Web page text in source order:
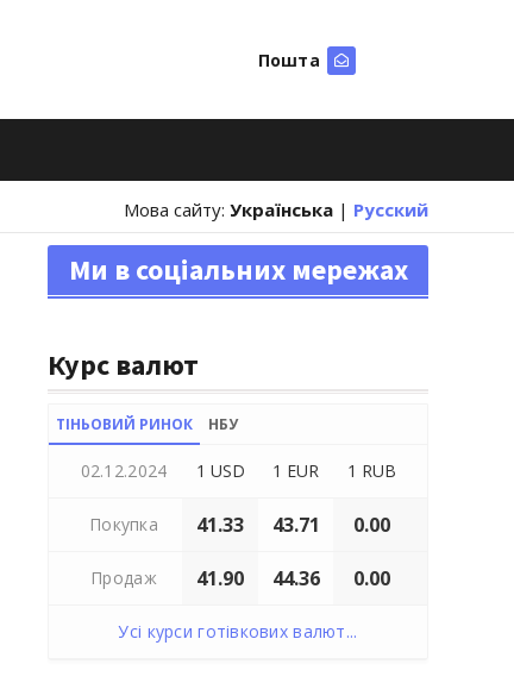
Пошта
Мова сайту: Українська | Русский
Ми в соціальних мережах
Курс валют
ТІНЬОВИЙ РИНОК НБУ
02.12.2024 1 USD 1 EUR 1 RUB
Покупка 41.33 43.71 0.00
Продаж 41.90 44.36 0.00
Усі курси готівкових валют...